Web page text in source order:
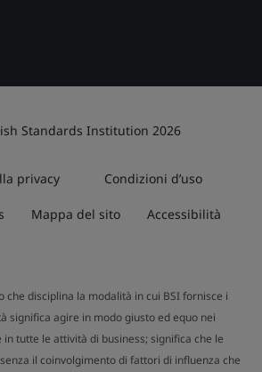
Standards Institution 2026
privacy Condizioni d’uso
Mappa del sito Accessibilità
che disciplina la modalità in cui BSI fornisce i
significa agire in modo giusto ed equo nei
tutte le attività di business; significa che le
il coinvolgimento di fattori di influenza che